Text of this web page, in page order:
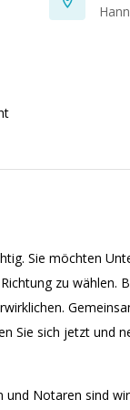
Sie möchten
zu wählen.
Sie sich jetzt und
Notaren sind